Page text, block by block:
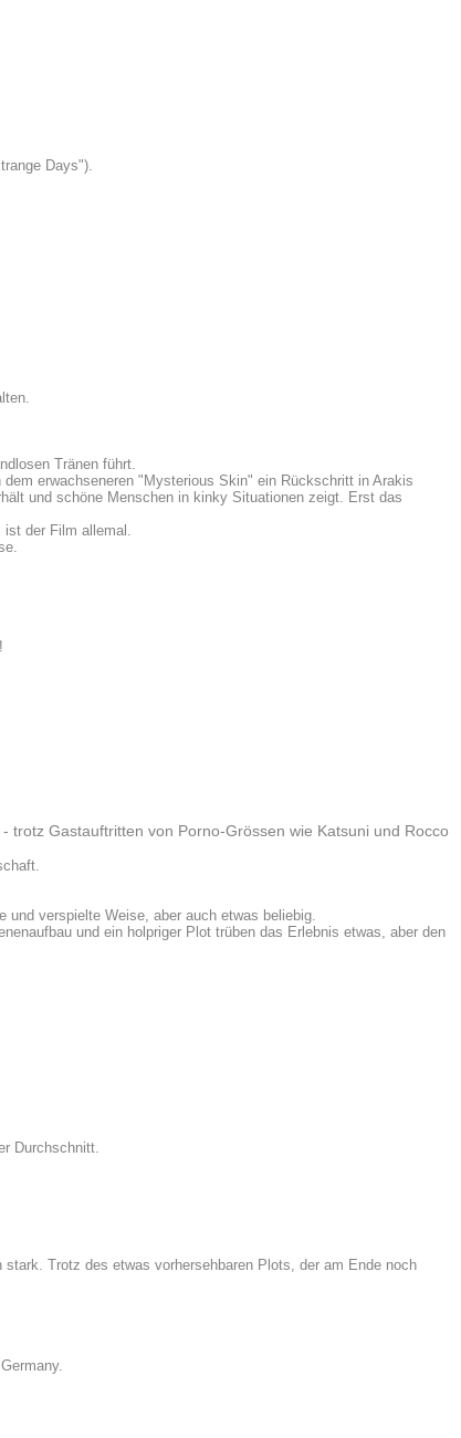
Days").
Tränen führt.
erwachseneren "Mysterious Skin" ein Rückschritt in Arakis
und schöne Menschen in kinky Situationen zeigt. Erst das
ist der Film allemal.
trotz Gastauftritten von Porno-Grössen wie Katsuni und Rocco
und verspielte Weise, aber auch etwas beliebig.
und ein holpriger Plot trüben das Erlebnis etwas, aber den
Durchschnitt.
Trotz des etwas vorhersehbaren Plots, der am Ende noch